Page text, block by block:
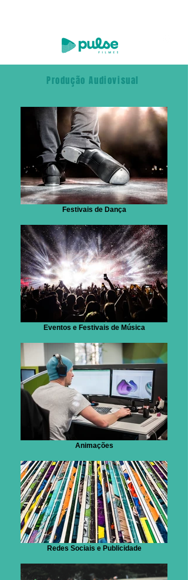
Produção Audiovisual
Festivais de Dança
Eventos e Festivais de Música
Animações
Redes Sociais e Publicidade